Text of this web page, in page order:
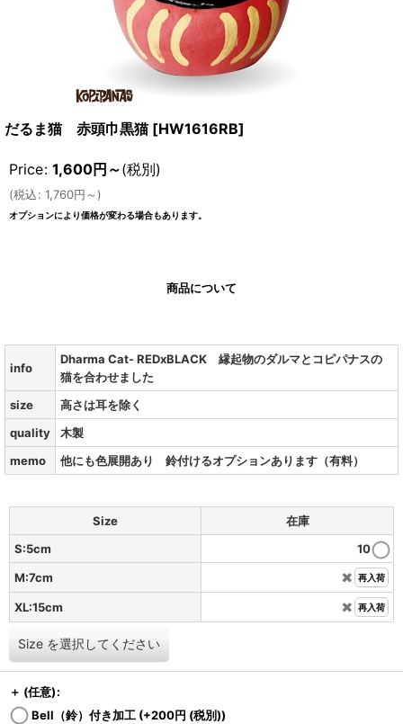
だるま猫 赤頭巾黒猫 [HW1616RB]
Price: 1,600円 ～(税別)
(税込: 1,760円 ～ )
オプションにより価格が変わる場合もあります。
商品について
info
Dharma Cat- REDxBLACK 縁起物のダルマとコピパナスの
猫を合わせました
size
高さは耳を除く
quality
木製
memo
他にも色展開あり 鈴付けるオプションあります（有料）
Size
在庫
S:5cm
10
M:7cm
✖️ 再入荷
XL:15cm ✖️ 再入荷
Size を選択してください
＋ (任意):
Bell（鈴）付き加工 (+200円 (税別))